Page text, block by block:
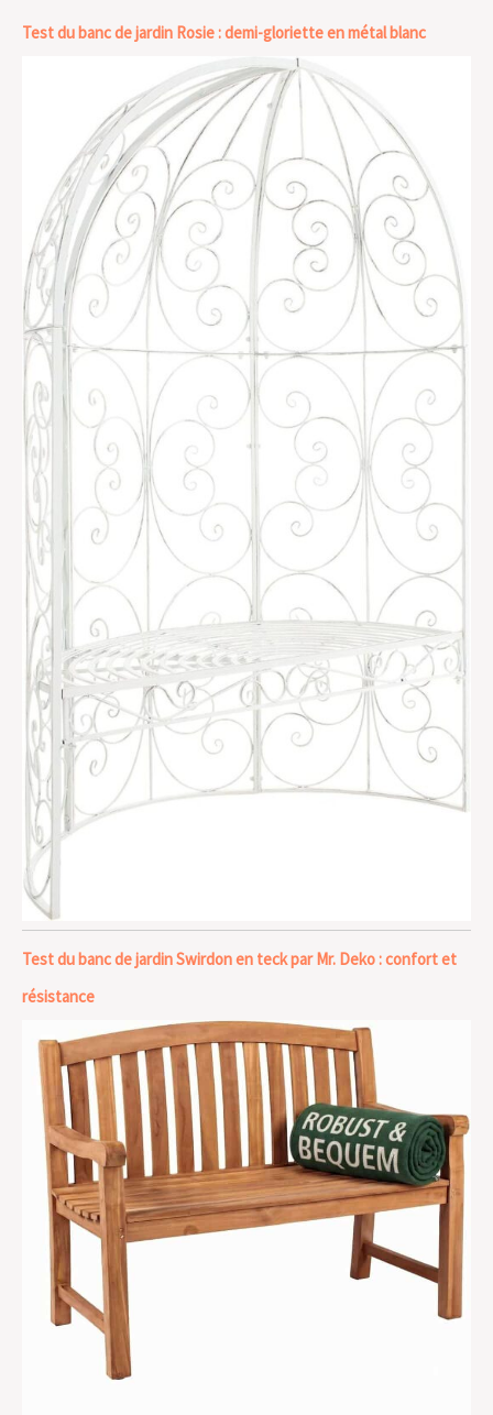
Test du banc de jardin Rosie : demi-gloriette en métal blanc
Test du banc de jardin Swirdon en teck par Mr. Deko : confort et
résistance